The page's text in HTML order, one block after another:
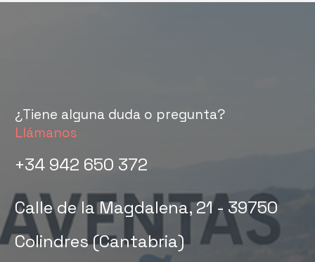
¿Tiene alguna duda o pregunta?
Llámanos
+34 942 650 372
Calle de la Magdalena, 21 - 39750
Colindres (Cantabria)